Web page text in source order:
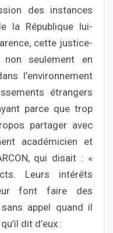
des instances
la République lui-
cette justice-
seulement en
l’environnement
étrangers
parce que trop
partager avec
académicien et
qui disait : «
Leurs intérêts
font faire des
appel quand il
dit d’eux :